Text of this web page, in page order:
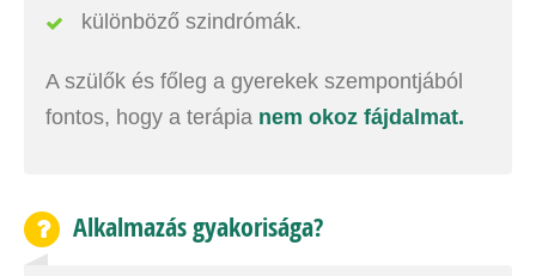
különböző szindrómák.
A szülők és főleg a gyerekek szempontjából
fontos, hogy a terápia nem okoz fájdalmat.
Alkalmazás gyakorisága?